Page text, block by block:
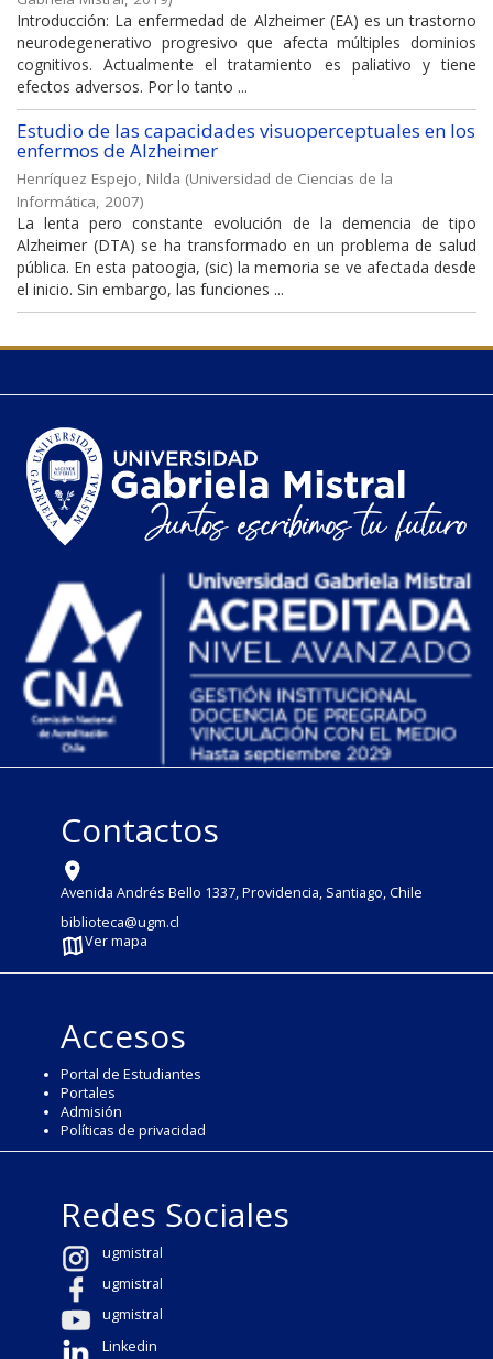
Introducción: La enfermedad de Alzheimer (EA) es un trastorno
neurodegenerativo progresivo que afecta múltiples dominios
cognitivos. Actualmente el tratamiento es paliativo y tiene
efectos adversos. Por lo tanto ...
Estudio de las capacidades visuoperceptuales en los
enfermos de Alzheimer
Henríquez Espejo, Nilda (Universidad de Ciencias de la
Informática, 2007)
La lenta pero constante evolución de la demencia de tipo
Alzheimer (DTA) se ha transformado en un problema de salud
pública. En esta patoogia, (sic) la memoria se ve afectada desde
el inicio. Sin embargo, las funciones ...
Contactos
Avenida Andrés Bello 1337, Providencia, Santiago, Chile
biblioteca@ugm.cl
Ver mapa
Accesos
Portal de Estudiantes
Portales
Admisión
Políticas de privacidad
Redes Sociales
ugmistral
ugmistral
ugmistral
Linkedin